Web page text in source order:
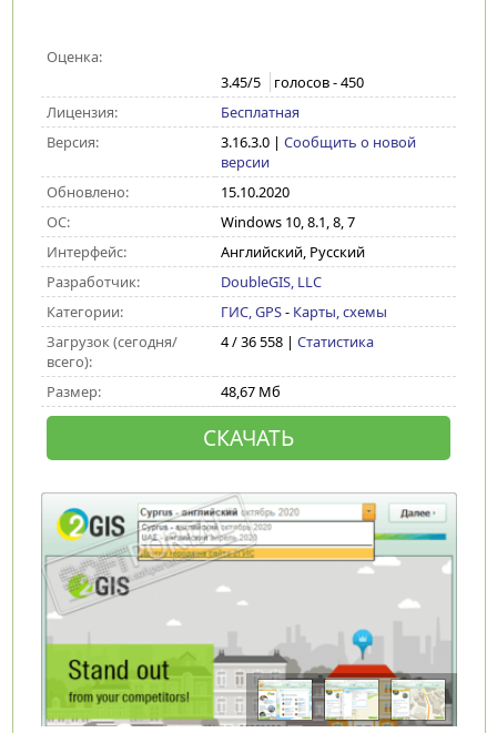
Оценка:
3.45/5 голосов -450
Лицензия:
Бесплатная
Версия:
3.16.3.0| Сообщить о новой
версии
Обновлено:
15.10.2020
ОС:
Windows 10, 8.1, 8, 7
Интерфейс:
Английский, Русский
Разработчик:
DoubleGIS, LLC
Категории:
ГИС, GPS- Карты, схемы
Загрузок (сегодня/
всего):
4 / 36 558 | Статистика
Размер: 48,67 Мб
СКАЧАТЬ